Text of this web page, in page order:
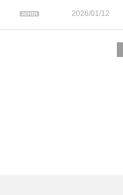
2026/01/12